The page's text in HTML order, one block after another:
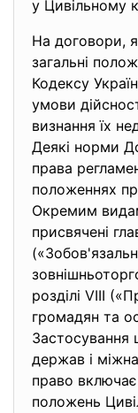
у Цивільному
На договори,
загальні
Кодексу
умови
визнання їх
Деякі норми
права
положеннях
Окремим
присвячені
розділі VIII
громадян та
Застосування
держав і
право включає
положень